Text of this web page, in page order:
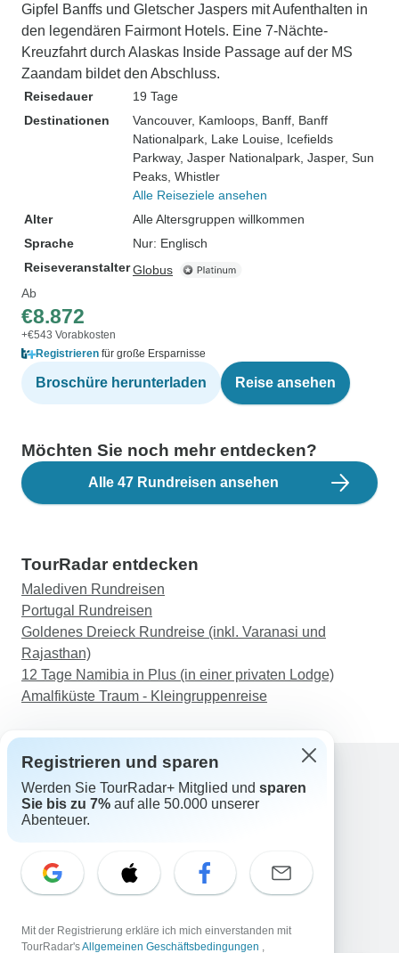
Gipfel Banffs und Gletscher Jaspers mit Aufenthalten in
den legendären Fairmont Hotels. Eine 7-Nächte-
Kreuzfahrt durch Alaskas Inside Passage auf der MS
Zaandam bildet den Abschluss.
Reisedauer
19 Tage
Destinationen
Vancouver, Kamloops , Banff , Banff
Nationalpark , Lake Louise , Icefields
Parkway, Jasper Nationalpark , Jasper, Sun
Peaks , Whistler
Alle Reiseziele ansehen
Alter
Alle Altersgruppen willkommen
Sprache
Nur: Englisch
ReiseveranstalterGlobus
Ab
€8.872
+€543 Vorabkosten
Registrieren für große Ersparnisse
Broschüre herunterladen Reise ansehen
Möchten Sie noch mehr entdecken?
Alle 47 Rundreisen ansehen
TourRadar entdecken
Malediven Rundreisen
Portugal Rundreisen
Goldenes Dreieck Rundreise (inkl. Varanasi und
Rajasthan)
12 Tage Namibia in Plus (in einer privaten Lodge)
Amalfiküste Traum - Kleingruppenreise
Support
Kontakt
Schweiz +41 225 183 195
E-Mail: support@tourradar.com
EN DE ES FR NL
Registrieren und sparen
Werden Sie TourRadar+ Mitglied und sparen
Sie bis zu 7% auf alle 50.000 unserer
Abenteuer.
Mit der Registrierung erkläre ich mich einverstanden mit
TourRadar'sAllgemeinen Geschäftsbedingungen ,